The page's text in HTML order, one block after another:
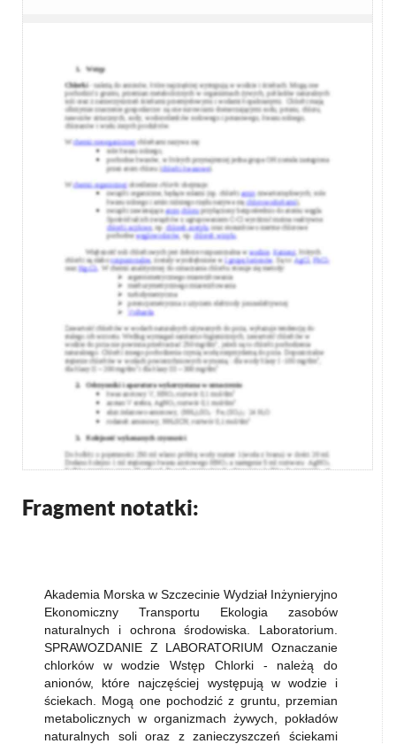
Fragment notatki:
Akademia Morska w Szczecinie Wydział Inżynieryjno
Ekonomiczny Transportu Ekologia zasobów
naturalnych i ochrona środowiska. Laboratorium.
SPRAWOZDANIE Z LABORATORIUM Oznaczanie
chlorków w wodzie Wstęp Chlorki - należą do
anionów, które najczęściej występują w wodzie i
ściekach. Mogą one pochodzić z gruntu, przemian
metabolicznych w organizmach żywych, pokładów
naturalnych soli oraz z zanieczyszczeń ściekami